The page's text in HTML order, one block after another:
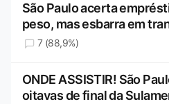
São Paulo acerta
peso, mas esbarra em
7 (88,9%)
ONDE ASSISTIR! São
oitavas de final da